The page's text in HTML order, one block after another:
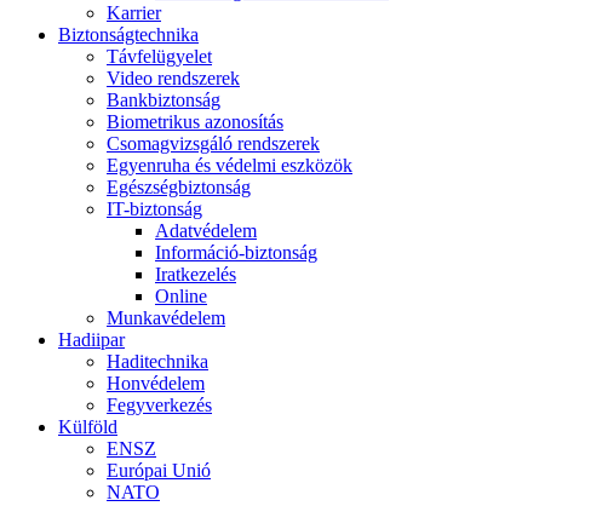
Karrier
Biztonságtechnika
Távfelügyelet
Video rendszerek
Bankbiztonság
Biometrikus azonosítás
Csomagvizsgáló rendszerek
Egyenruha és védelmi eszközök
Egészségbiztonság
IT-biztonság
Adatvédelem
Információ-biztonság
Iratkezelés
Online
Munkavédelem
Hadiipar
Haditechnika
Honvédelem
Fegyverkezés
Külföld
ENSZ
Európai Unió
NATO